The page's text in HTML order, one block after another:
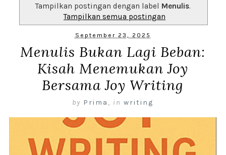
Tampilkan postingan dengan label Menulis.
Tampilkan semua postingan
September 23, 2025
Menulis Bukan Lagi Beban:
Kisah Menemukan Joy
Bersama Joy Writing
by Prima , in writing